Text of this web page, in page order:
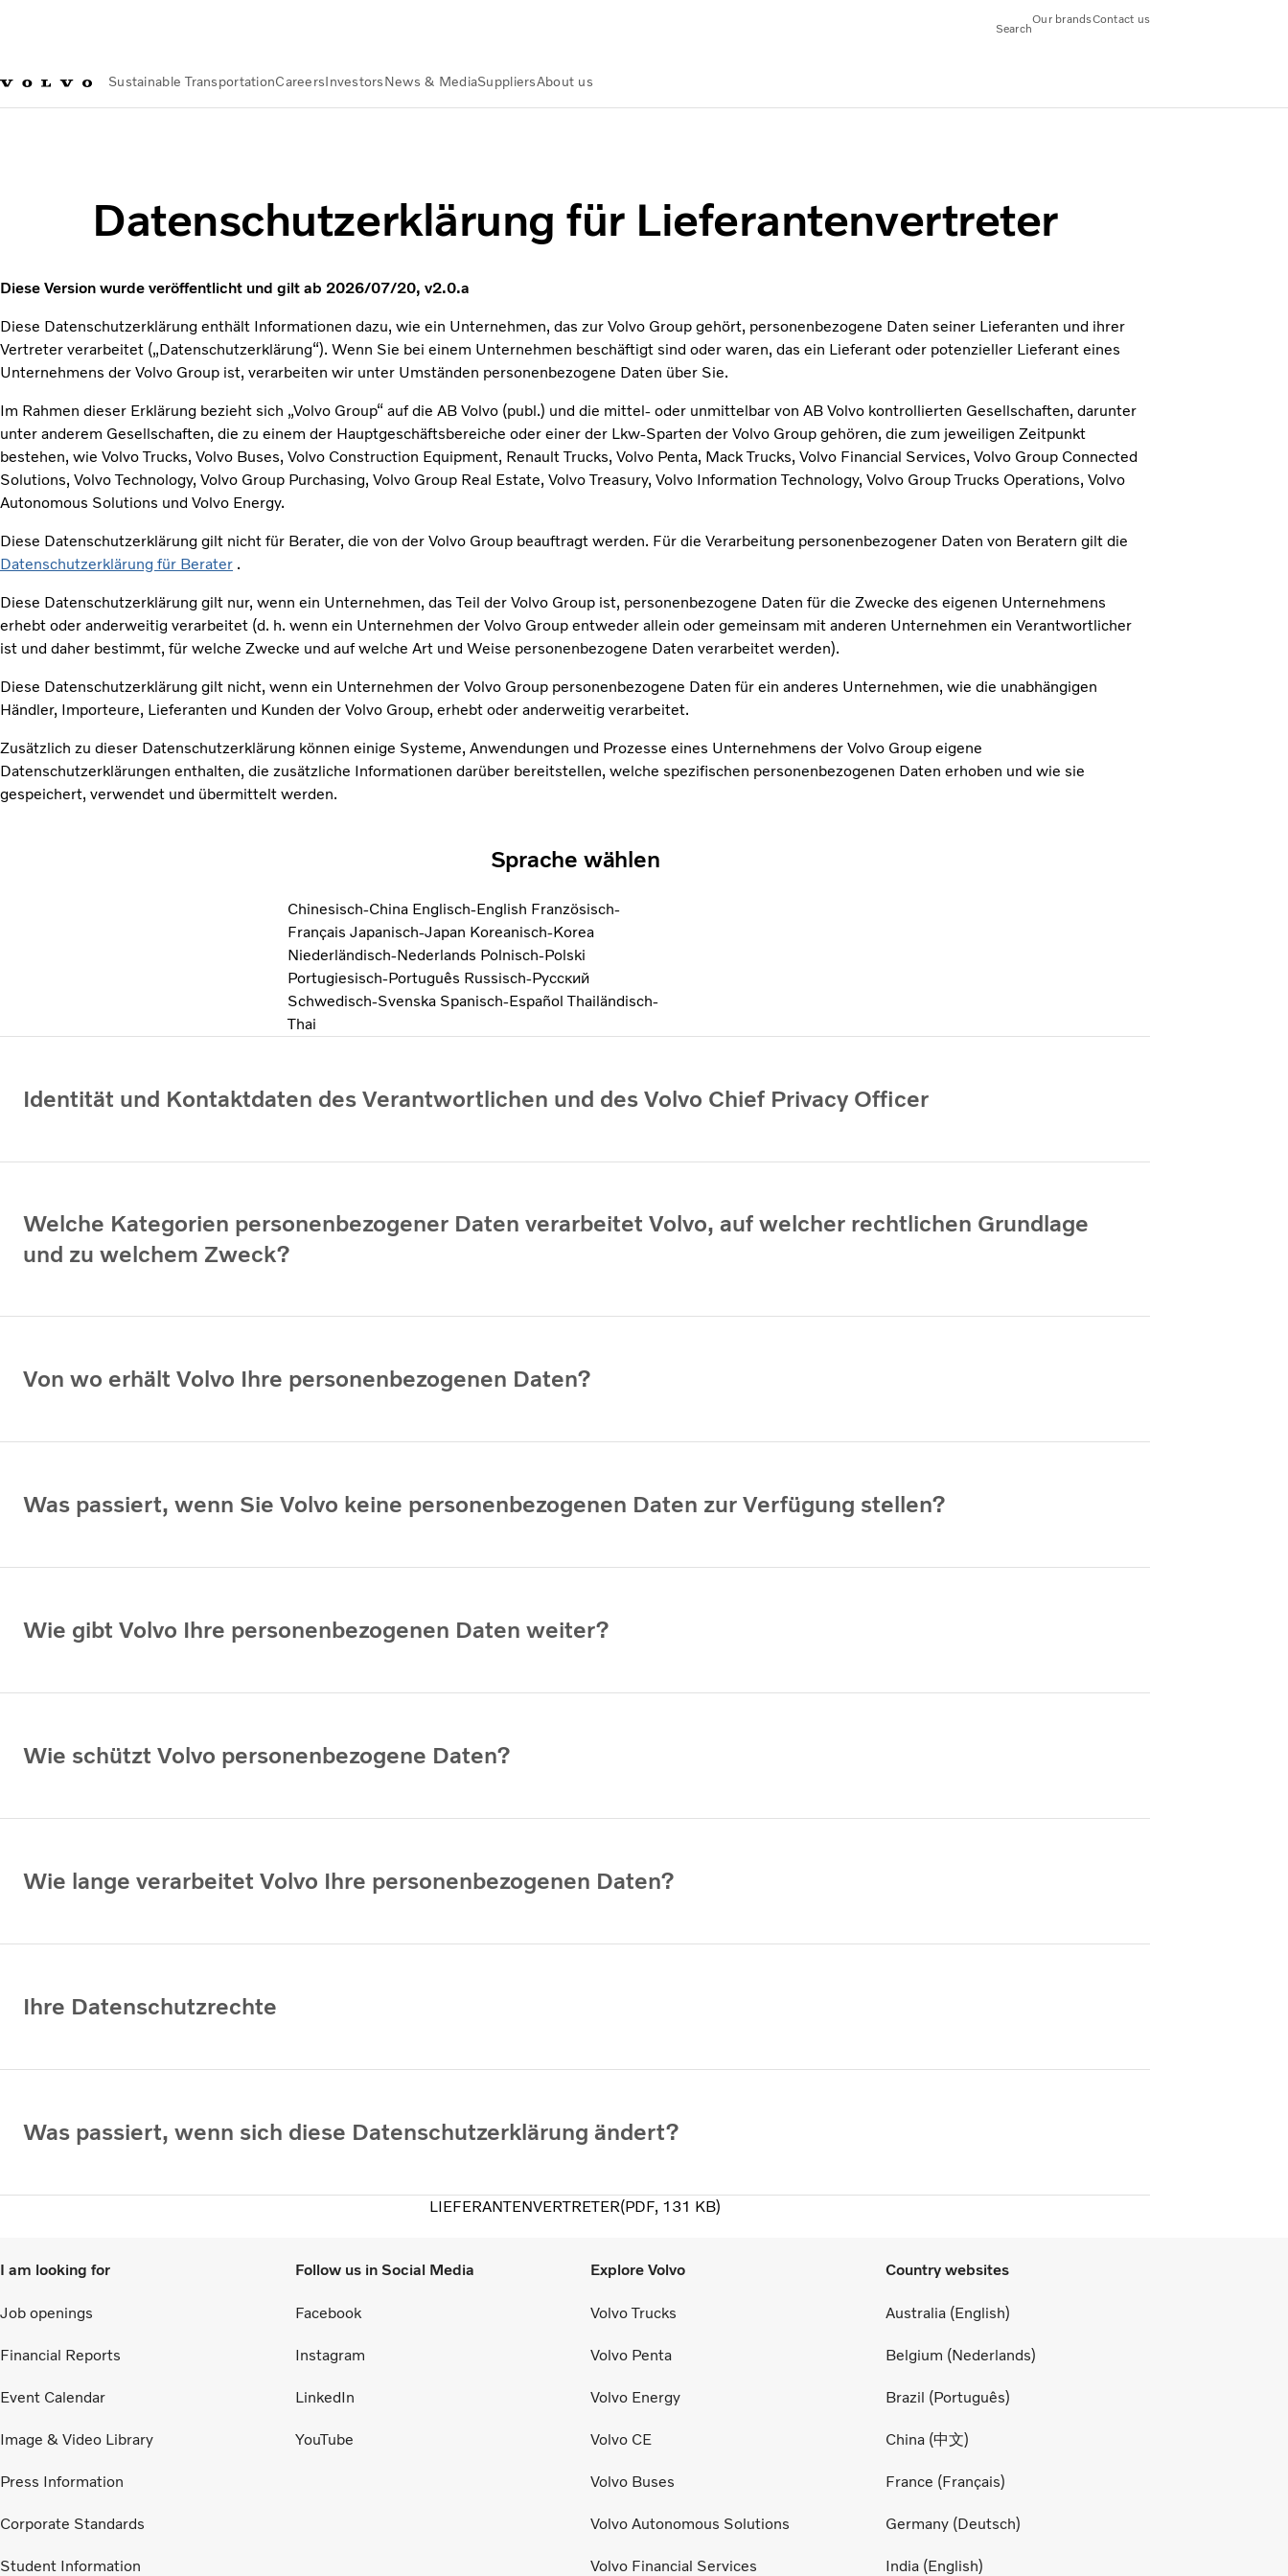
Search
Our brandsContact us
Sustainable TransportationCareersInvestorsNews & MediaSuppliersAbout us
Datenschutzerklärung für Lieferantenvertreter
Diese Version wurde veröffentlicht und gilt ab 2026/07/20, v2.0.a
Diese Datenschutzerklärung enthält Informationen dazu, wie ein Unternehmen, das zur Volvo Group gehört, personenbezogene Daten seiner Lieferanten und ihrer
Vertreter verarbeitet („Datenschutzerklärung“). Wenn Sie bei einem Unternehmen beschäftigt sind oder waren, das ein Lieferant oder potenzieller Lieferant eines
Unternehmens der Volvo Group ist, verarbeiten wir unter Umständen personenbezogene Daten über Sie.
Im Rahmen dieser Erklärung bezieht sich „Volvo Group“ auf die AB Volvo (publ.) und die mittel- oder unmittelbar von AB Volvo kontrollierten Gesellschaften, darunter
unter anderem Gesellschaften, die zu einem der Hauptgeschäftsbereiche oder einer der Lkw-Sparten der Volvo Group gehören, die zum jeweiligen Zeitpunkt
bestehen, wie Volvo Trucks, Volvo Buses, Volvo Construction Equipment, Renault Trucks, Volvo Penta, Mack Trucks, Volvo Financial Services, Volvo Group Connected
Solutions, Volvo Technology, Volvo Group Purchasing, Volvo Group Real Estate, Volvo Treasury, Volvo Information Technology, Volvo Group Trucks Operations, Volvo
Autonomous Solutions und Volvo Energy.
Diese Datenschutzerklärung gilt nicht für Berater, die von der Volvo Group beauftragt werden. Für die Verarbeitung personenbezogener Daten von Beratern gilt die
Datenschutzerklärung für Berater .
Diese Datenschutzerklärung gilt nur, wenn ein Unternehmen, das Teil der Volvo Group ist, personenbezogene Daten für die Zwecke des eigenen Unternehmens
erhebt oder anderweitig verarbeitet (d. h. wenn ein Unternehmen der Volvo Group entweder allein oder gemeinsam mit anderen Unternehmen ein Verantwortlicher
ist und daher bestimmt, für welche Zwecke und auf welche Art und Weise personenbezogene Daten verarbeitet werden).
Diese Datenschutzerklärung gilt nicht, wenn ein Unternehmen der Volvo Group personenbezogene Daten für ein anderes Unternehmen, wie die unabhängigen
Händler, Importeure, Lieferanten und Kunden der Volvo Group, erhebt oder anderweitig verarbeitet.
Zusätzlich zu dieser Datenschutzerklärung können einige Systeme, Anwendungen und Prozesse eines Unternehmens der Volvo Group eigene
Datenschutzerklärungen enthalten, die zusätzliche Informationen darüber bereitstellen, welche spezifischen personenbezogenen Daten erhoben und wie sie
gespeichert, verwendet und übermittelt werden.
Sprache wählen
Chinesisch-China Englisch-English Französisch-
Français Japanisch-Japan Koreanisch-Korea
Niederländisch-Nederlands Polnisch-Polski
Portugiesisch-Português Russisch-Pусский
Schwedisch-Svenska Spanisch-EspañolThailändisch-
Thai
Identität und Kontaktdaten des Verantwortlichen und des Volvo Chief Privacy Officer
Welche Kategorien personenbezogener Daten verarbeitet Volvo, auf welcher rechtlichen Grundlage
und zu welchem Zweck?
Von wo erhält Volvo Ihre personenbezogenen Daten?
Was passiert, wenn Sie Volvo keine personenbezogenen Daten zur Verfügung stellen?
Wie gibt Volvo Ihre personenbezogenen Daten weiter?
Wie schützt Volvo personenbezogene Daten?
Wie lange verarbeitet Volvo Ihre personenbezogenen Daten?
Ihre Datenschutzrechte
Was passiert, wenn sich diese Datenschutzerklärung ändert?
LIEFERANTENVERTRETER PDF 131 KB
I am looking for
Job openings
Financial Reports
Event Calendar
Image & Video Library
Press Information
Corporate Standards
Student Information
Follow us in Social Media
Facebook
Instagram
LinkedIn
YouTube
Explore Volvo
Volvo Trucks
Volvo Penta
Volvo Energy
Volvo CE
Volvo Buses
Volvo Autonomous Solutions
Volvo Financial Services
Country websites
Australia (English)
Belgium (Nederlands)
Brazil (Português)
China (中文)
France (Français)
Germany (Deutsch)
India (English)